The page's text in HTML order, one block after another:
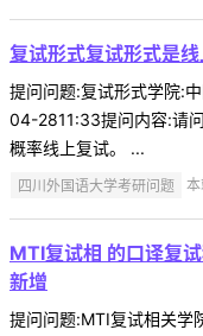
复试形式复试形式是
提问问题:复试形式学院:
04-2811:33提问内容:请
概率线上复试。 ...
四川外国语大学考研问题
MTI复试相 的口译复
新增
提问问题:MTI复试相关